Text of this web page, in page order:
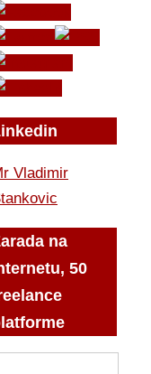
Vladimir
na
50